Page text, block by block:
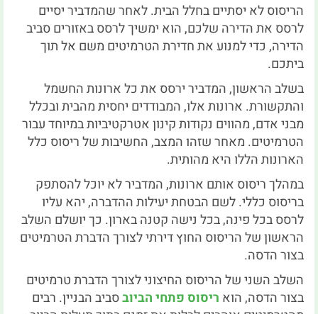
הריסוס לא יסתיים בחלל הבית. לאחר שהמדביר יסיים
לרסס את הדירה שלכם, הוא ימשיך לרסס באזורים סביב
הדירה, כדי למנוע את חדירת הטרמיטים משם אל תוך
ביתכם.
בשלב הראשון, המדביר ירסס את כל ארונות החשמל
והתקשורת. ארונות אלו, המבודדים יחסית מהבית ובכלל
מבני אדם, מהווים נקודות קינון אטרקטיביות במיוחד עבור
הטרמיטים. מאחר שזהו המצב, החשיבות של ריסוס כלל
הארונות הללו היא מהותית.
במהלך ריסוס אותם ארונות, המדביר לא יוכל להסתפק
בריסוס כללי. לשם הבטחת יעילות ההדברה, יהא עליו
לרסס בכל פינה, בכל נישה קטנה בארון. כך יושלם השלב
הראשון של הריסוס החוץ דירתי לצורך הדברת הטרמיטים
בצור הדסה.
השלב השני של הריסוס החיצוני לצורך הדברת טרמיטים
בצור הדסה, הוא ריסוס פתחי הביובסביב הבניין. רבים